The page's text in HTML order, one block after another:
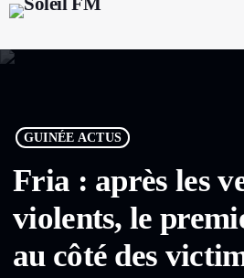
GUINÉE ACTUS
Fria : après les
violents, le
au côté des